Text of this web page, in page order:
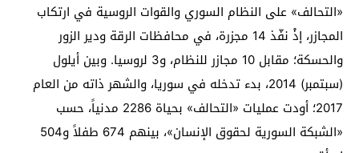
«التحالف» على النظام السوري والقوات الروسية في ارتكاب
المجازر، إذْ نفّذ 14 مجزرة، في محافظات الرقة ودير الزور
والحسكة؛ مقابل 10 مجازر للنظام، و3 لروسيا. وبين أيلول
(سبتمبر) 2014، بدء تدخله في سوريا، والشهر ذاته من العام
2017؛ أودت عمليات «التحالف» بحياة 2286 مدنياً، حسب
«الشبكة السورية لحقوق الإنسان»، بينهم 674 طفلاً و504